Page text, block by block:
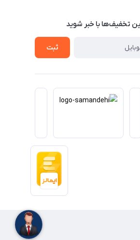
تخفیف‌ها با‌ خبر شوید
ثبت